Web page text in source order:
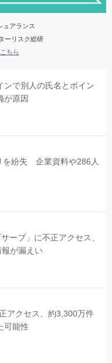
ュアランス
リスク総研
ちら
ンで別人の氏名とポイン
が原因
を紛失 企業資料や286人
ーブ」に不正アクセス、
が漏えい
アクセス、約3,300万件
可能性